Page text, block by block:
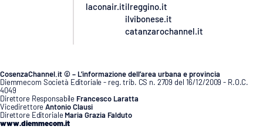
laconair.itilreggino.it
ilvibonese.it
catanzarochannel.it
CosenzaChannel.it © – L’informazione dell’area urbana e provincia
Diemmecom Società Editoriale - reg. trib. CS n. 2709 del 16/12/2009 - R.O.C.
4049
Direttore Responsabile Francesco Laratta
VicedirettoreAntonio Clausi
Direttore Editoriale Maria Grazia Falduto
www.diemmecom.it